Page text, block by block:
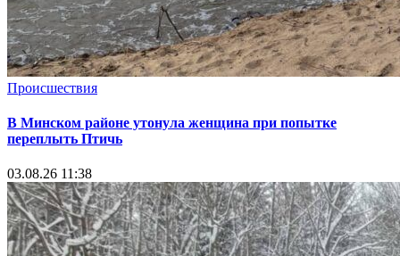
Происшествия
В Минском районе утонула женщина при попытке
переплыть Птичь
03.08.26 11:38